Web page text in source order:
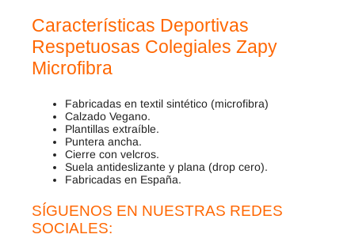
Características Deportivas
Respetuosas Colegiales Zapy
Microfibra
Fabricadas en textil sintético (microfibra)
Calzado Vegano.
Plantillas extraíble.
Puntera ancha.
Cierre con velcros.
Suela antideslizante y plana (drop cero).
Fabricadas en España.
SÍGUENOS EN NUESTRAS REDES
SOCIALES: